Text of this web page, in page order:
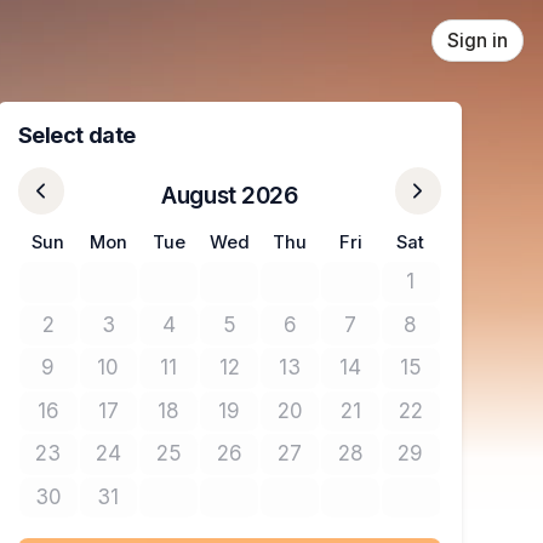
Sign in
Select date
August 2026
Sun Mon Tue Wed Thu Fri Sat
1No tickets
2No tickets available
3No tickets available
4No tickets available
5No tickets available
6No tickets available
7No tickets available
8No tickets
9No tickets available
10No tickets available
11No tickets available
12No tickets available
13No tickets available
14No tickets available
15No tickets
16No tickets available
17No tickets available
18No tickets available
19No tickets available
20No tickets available
21No tickets available
22No tickets
23No tickets available
24No tickets available
25No tickets available
26No tickets available
27No tickets available
28No tickets available
29No tickets
30No tickets available
31No tickets available